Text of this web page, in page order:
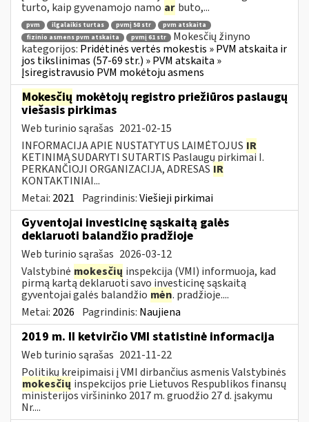
turto, kaip gyvenamojo namo ar buto,...
pvm ilgalaikis turtas pvmį 58 str
pvm atskaita
fizinio asmens pvm atskaita
pvmį 61 str
Mokesčių žinyno
kategorijos: Pridėtinės vertės mokestis » PVM atskaita ir
jos tikslinimas (57-69 str.) » PVM atskaita »
Įsiregistravusio PVM mokėtoju asmens
Mokesčių mokėtojų registro priežiūros paslaugų
viešasis pirkimas
Web turinio sąrašas 2021-02-15
INFORMACIJA APIE NUSTATYTUS LAIMĖTOJUS IR
KETINIMĄ SUDARYTI SUTARTIS Paslaugų pirkimai I.
PERKANČIOJI ORGANIZACIJA, ADRESAS IR
KONTAKTINIAI...
Metai: 2021 Pagrindinis:Viešieji pirkimai
Gyventojai investicinę sąskaitą galės
deklaruoti balandžio pradžioje
Web turinio sąrašas 2026-03-12
Valstybinė mokesčių inspekcija (VMI) informuoja, kad
pirmą kartą deklaruoti savo investicinę sąskaitą
gyventojai galės balandžio mėn. pradžioje....
Metai: 2026 Pagrindinis: Naujiena
2019 m. II ketvirčio VMI statistinė informacija
Web turinio sąrašas 2021-11-22
Politikų kreipimaisi į VMI dirbančius asmenis Valstybinės
mokesčių inspekcijos prie Lietuvos Respublikos finansų
ministerijos viršininko 2017 m. gruodžio 27 d. įsakymu
Nr....